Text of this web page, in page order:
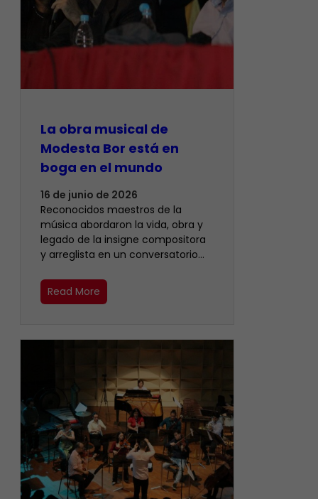
La obra musical de
Modesta Bor está en
boga en el mundo
16 de junio de 2026
Reconocidos maestros de la
música abordaron la vida, obra y
legado de la insigne compositora
y arreglista en un conversatorio…
Read More